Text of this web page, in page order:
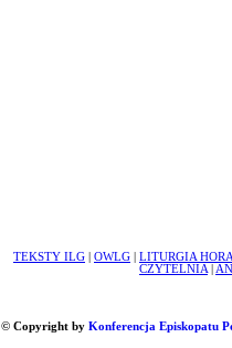
TEKSTY ILG
OWLG LITURGIA
CZYTELNIA
© Copyright by Konferencja Episkopatu